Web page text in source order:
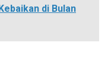
di Bulan